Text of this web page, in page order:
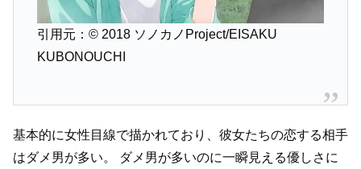
引用元：© 2018 ソノカノProject/EISAKU
KUBONOUCHI
基本的に女性目線で描かれており、彼女たちの恋する相手
はダメ男が多い。
ダメ男が多いのに一瞬見える優しさに